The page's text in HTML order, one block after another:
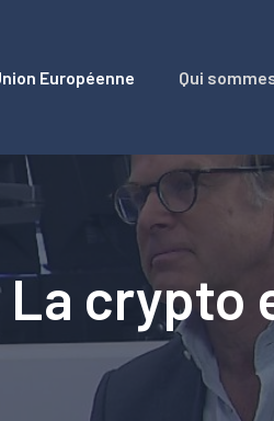
Européenne Qui
crypto